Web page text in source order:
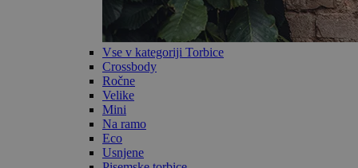
Vse v kategoriji Torbice
Crossbody
Ročne
Velike
Mini
Na ramo
Eco
Usnjene